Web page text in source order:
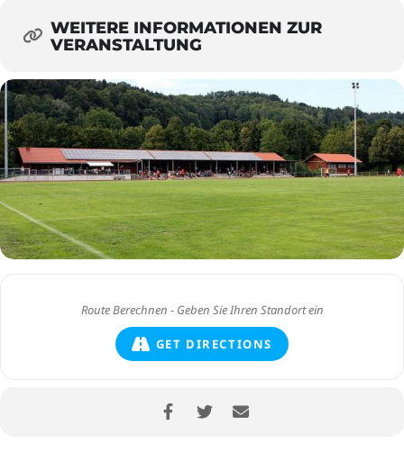
WEITERE INFORMATIONEN ZUR
VERANSTALTUNG
GET DIRECTIONS